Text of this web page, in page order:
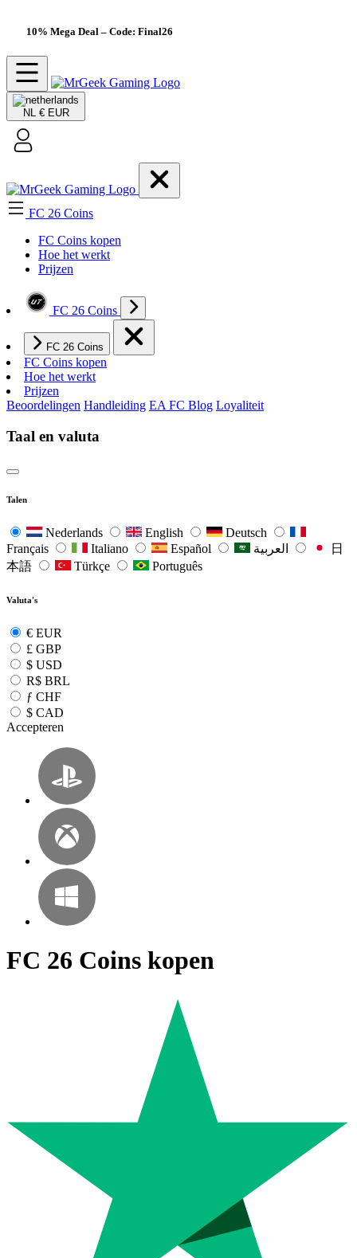
10% Mega Deal – Code: Final26
NL € EUR
FC 26 Coins
FC Coins kopen
Hoe het werkt
Prijzen
FC 26 Coins
FC 26 Coins
FC Coins kopen
Hoe het werkt
Prijzen
Beoordelingen Handleiding EA FC Blog Loyaliteit
Taal en valuta
Talen
Nederlands English
Deutsch
Français
Italiano Español
日
本語
Türkçe Português
Valuta's
€ EUR
£ GBP
$ USD
R$ BRL
ƒ CHF
$ CAD
Accepteren
FC 26 Coins kopen